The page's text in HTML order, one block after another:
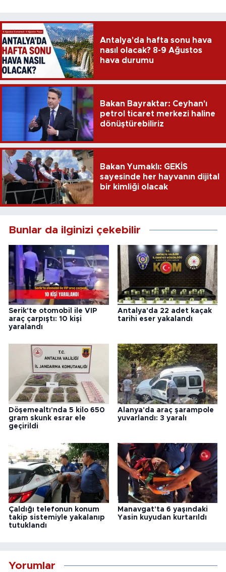
Antalya'da hafta sonu hava
nasıl olacak? 8-9 Ağustos
hava durumu
Bakan Bayraktar: Ceyhan'ı
petrol ticaret merkezi haline
dönüştürebiliriz
Bakan Yumaklı: GEKİS
sayesinde her hayvanın dijital
bir kimliği olacak
Bunlar da ilginizi çekebilir
Serik'te otomobil ile VIP
araç çarpıştı: 10 kişi
yaralandı
Antalya'da 22 adet kaçak
tarihi eser yakalandı
Döşemealtı'nda 5 kilo 650
gram skunk esrar ele
geçirildi
Alanya'da araç şarampole
yuvarlandı: 3 yaralı
Çaldığı telefonun konum
takip sistemiyle yakalanıp
tutuklandı
Manavgat'ta 6 yaşındaki
Yasin kuyudan kurtarıldı
Yorumlar